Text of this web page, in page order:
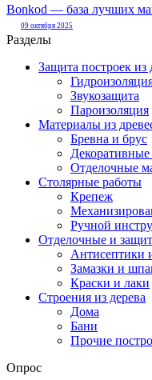
Bonkod — база лучших
09 октября 2025
Разделы
Защита построек из
Звукозащита
Пароизоляция
Материалы из
Бревна и брус
Отделочные
Столярные работы
Крепеж
Ручной
Отделочные и
Антисептики
Замазки и
Краски и лаки
Строения из дерева
Дома
Бани
Прочие
Опрос